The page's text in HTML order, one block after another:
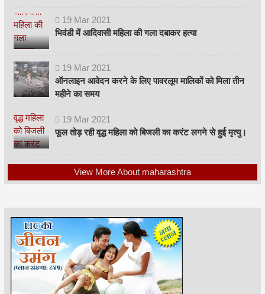
19 Mar 2021
भिवंडी में आदिवासी महिला की गला दबाकर हत्या
19 Mar 2021
ऑनलाइन आवेदन करने के लिए पावरलूम मालिकों को मिला तीन
महीने का समय
19 Mar 2021
फूल तोड़ रही वृद्ध महिला को बिजली का करंट लगने से हुई मृत्यु।
View More About maharashtra